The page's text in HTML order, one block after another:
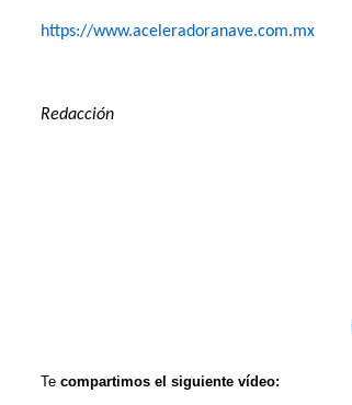
https://www.aceleradoranave.com.mx
Redacción
Te compartimos el siguiente vídeo: